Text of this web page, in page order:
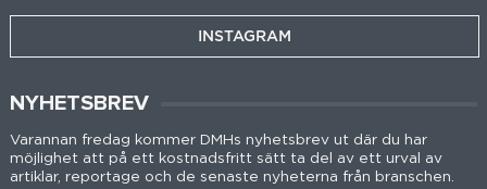
INSTAGRAM
NYHETSBREV
Varannan fredag kommer DMHs nyhetsbrev ut där du har
möjlighet att på ett kostnadsfritt sätt ta del av ett urval av
artiklar, reportage och de senaste nyheterna från branschen.